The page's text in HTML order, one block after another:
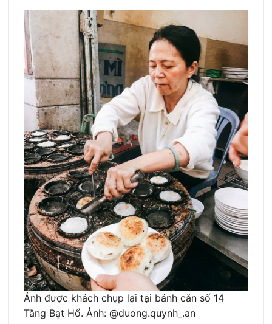
Ảnh được khách chụp lại tại bánh căn số 14
Tăng Bạt Hổ. Ảnh: @duong.quynh_.an